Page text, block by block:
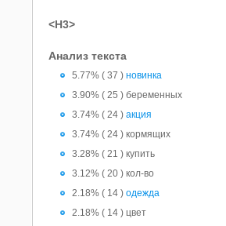
<H3>
Анализ текста
5.77% ( 37 ) новинка
3.90% ( 25 ) беременных
3.74% ( 24 ) акция
3.74% ( 24 ) кормящих
3.28% ( 21 ) купить
3.12% ( 20 ) кол-во
2.18% ( 14 ) одежда
2.18% ( 14 ) цвет